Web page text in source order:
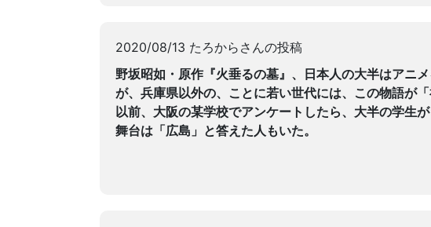
2020/08/13 たろからさんの投稿
野坂昭如・原作『火垂るの墓』、日本人の大半はアニメ
が、兵庫県以外の、ことに若い世代には、この物語が
以前、大阪の某学校でアンケートしたら、大半の学生
舞台は「広島」と答えた人もいた。